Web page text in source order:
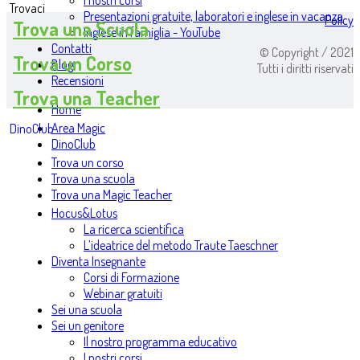
Presentazioni gratuite, laboratori e inglese in vacanza
Inglese in famiglia - YouTube
Contatti
Blog
Recensioni
Home
Area Magic
DinoClub
Trova un corso
Trova una scuola
Trova una Magic Teacher
Hocus&Lotus
La ricerca scientifica
L’ideatrice del metodo Traute Taeschner
Diventa Insegnante
Corsi di Formazione
Webinar gratuiti
Sei una scuola
Sei un genitore
Il nostro programma educativo
Trovaci
Trova una Scuola
Trova un Corso
Trova una Teacher
DinoClub
Policy
© Copyright / 2021
Tutti i diritti riservati